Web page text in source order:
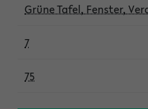
Grüne Tafel, Fenster,
7
75